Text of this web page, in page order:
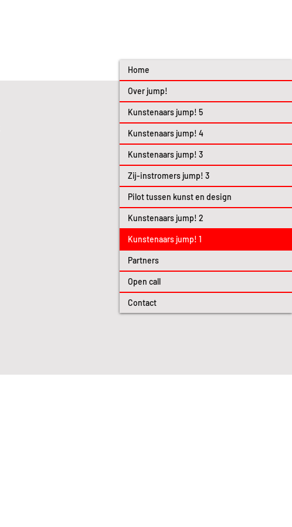
Home
Over jump!
Kunstenaars jump! 5
Kunstenaars jump! 4
Kunstenaars jump! 3
Zij-instromers jump! 3
Pilot tussen kunst en design
Kunstenaars jump! 2
Kunstenaars jump! 1
Partners
Open call
Contact